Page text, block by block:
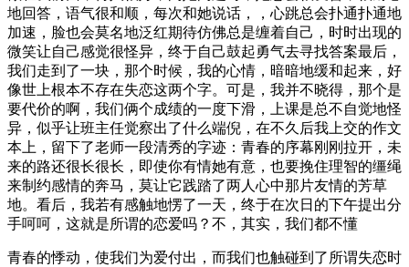
地回答，语气很和顺，每次和她说话，，心跳总会扑通扑通地
加速，脸也会莫名地泛红期待仿佛总是缠着自己，时时出现的
微笑让自己感觉很怪异，终于自己鼓起勇气去寻找答案最后，
我们走到了一块，那个时候，我的心情，暗暗地缓和起来，好
像世上根本不存在失恋这两个字。可是，我并不晓得，那个是
要代价的啊，我们俩个成绩的一度下滑，上课是总不自觉地怪
异，似乎让班主任觉察出了什么端倪，在不久后我上交的作文
本上，留下了老师一段清秀的字迹：青春的序幕刚刚拉开，未
来的路还很长很长，即使你有情她有意，也要挽住理智的缰绳
来制约感情的奔马，莫让它践踏了两人心中那片友情的芳草
地。看后，我若有感触地愣了一天，终于在次日的下午提出分
手呵呵，这就是所谓的恋爱吗？不，其实，我们都不懂
青春的悸动，使我们为爱付出，而我们也触碰到了所谓失恋时